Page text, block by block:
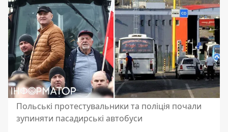
Польські протестувальники та поліція почали
зупиняти пасадирські автобуси